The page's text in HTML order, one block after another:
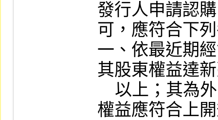
發行人申請認
可，應符合下
一、依最近期
其股東權益達
權益應符合上